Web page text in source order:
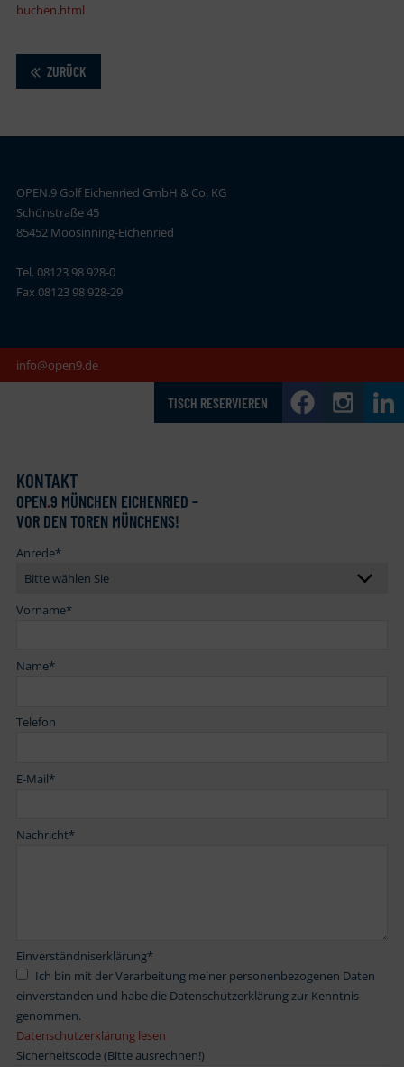
buchen.html
ZURÜCK
OPEN.9 Golf Eichenried GmbH & Co. KG
Schönstraße 45
85452 Moosinning-Eichenried
Tel. 08123 98 928-0
Fax 08123 98 928-29
info@open9.de
TISCH RESERVIEREN
KONTAKT
OPEN.9 MÜNCHEN EICHENRIED –
VOR DEN TOREN MÜNCHENS!
Anrede*
Vorname*
Name*
Telefon
E-Mail*
Nachricht*
Einverständniserklärung*
einverstanden und habe die Datenschutzerklärung zur Kenntnis
genommen.
Datenschutzerklärung lesen
Sicherheitscode (Bitte ausrechnen!)